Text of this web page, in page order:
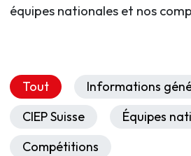
équipes nationales et nos
Tout
Informations
CIEP Suisse
Équipes
Compétitions